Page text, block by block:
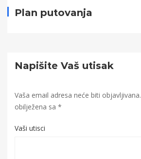
Plan putovanja
Napišite Vaš utisak
Vaša email adresa neće biti objavljivana.
obilježena sa *
Vaši utisci